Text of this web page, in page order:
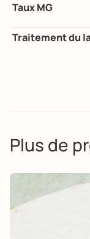
Taux MG
Traitement du
Plus de